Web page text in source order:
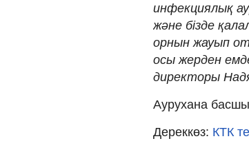
инфекциялық
және бізде
орнын жауып
осы жерден
директоры
Аурухана
Дереккөз: КТК